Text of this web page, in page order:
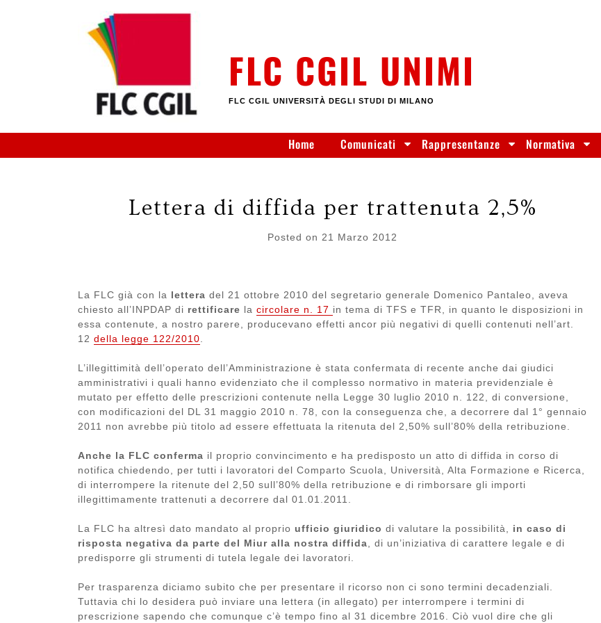
FLC CGIL UNIMI
FLC CGIL UNIVERSITÀ DEGLI STUDI DI MILANO
Home Comunicati Rappresentanze Normativa
Lettera di diffida per trattenuta 2,5%
Posted on 21 Marzo 2012
La FLC già con la lettera del 21 ottobre 2010 del segretario generale Domenico Pantaleo, aveva
chiesto all’INPDAP di rettificare la circolare n. 17 in tema di TFS e TFR, in quanto le disposizioni in
essa contenute, a nostro parere, producevano effetti ancor più negativi di quelli contenuti nell’art.
12 della legge 122/2010
L’illegittimità dell’operato dell’Amministrazione è stata confermata di recente anche dai giudici
amministrativi i quali hanno evidenziato che il complesso normativo in materia previdenziale è
mutato per effetto delle prescrizioni contenute nella Legge 30 luglio 2010 n. 122, di conversione,
con modificazioni del DL 31 maggio 2010 n. 78, con la conseguenza che, a decorrere dal 1° gennaio
2011 non avrebbe più titolo ad essere effettuata la ritenuta del 2,50% sull’80% della retribuzione.
Anche la FLC conferma il proprio convincimento e ha predisposto un atto di diffida in corso di
notifica chiedendo, per tutti i lavoratori del Comparto Scuola, Università, Alta Formazione e Ricerca,
di interrompere la ritenute del 2,50 sull’80% della retribuzione e di rimborsare gli importi
illegittimamente trattenuti a decorrere dal 01.01.2011.
La FLC ha altresì dato mandato al proprio ufficio giuridico di valutare la possibilità, in caso di
risposta negativa da parte del Miur alla nostra diffida , di un’iniziativa di carattere legale e di
predisporre gli strumenti di tutela legale dei lavoratori.
Per trasparenza diciamo subito che per presentare il ricorso non ci sono termini decadenziali.
Tuttavia chi lo desidera può inviare una lettera (in allegato) per interrompere i termini di
prescrizione sapendo che comunque c’è tempo fino al 31 dicembre 2016. Ciò vuol dire che gli